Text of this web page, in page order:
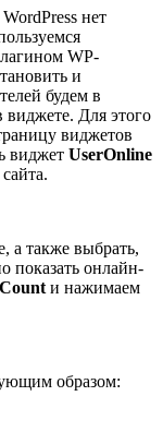
нет
WP-
и
будем в
виджете. Для этого
виджетов
виджет UserOnline
а также выбрать,
показать онлайн-
и нажимаем
образом: